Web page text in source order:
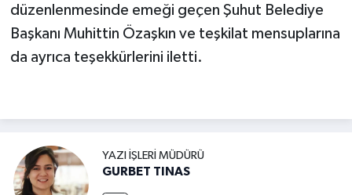
düzenlenmesinde emeği geçen Şuhut Belediye
Başkanı Muhittin Özaşkın ve teşkilat mensuplarına
da ayrıca teşekkürlerini iletti.
YAZI İŞLERI MÜDÜRÜ
GURBET TINAS